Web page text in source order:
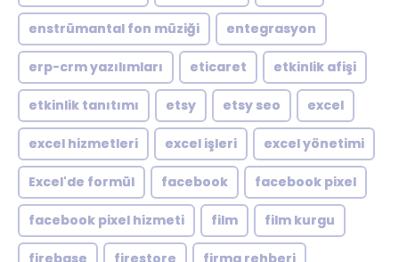
enstrümantal fon müziği entegrasyon
erp-crm yazılımları eticaret etkinlik afişi
etkinlik tanıtımı etsy etsy seo excel
excel hizmetleri excel işleri excel yönetimi
Excel'de formül facebook facebook pixel
facebook pixel hizmeti film film kurgu
firebase firestore firma rehberi